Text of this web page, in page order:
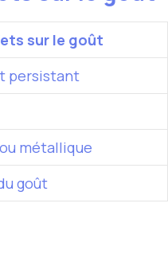
sur le goût
persistant
métallique
goût